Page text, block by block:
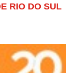
RIO DO SUL